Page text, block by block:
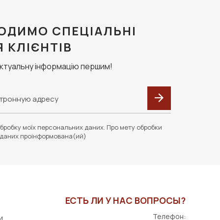
СПЕЦІАЛЬНІ
КЛІЄНТІВ
інформацію першим!
моїх персональних даних. Про мету обробки
проінформована(ий)
ЕСТЬ ЛИ У НАС ВОПРОСЫ?
Телефон: